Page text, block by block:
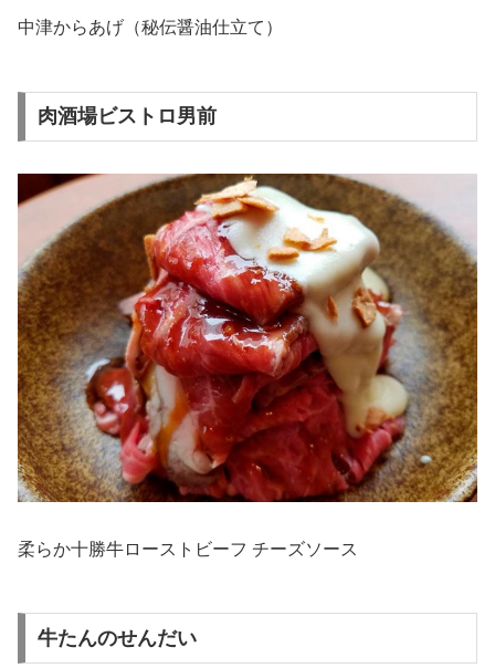
中津からあげ（秘伝醤油仕立て）
肉酒場ビストロ男前
柔らか十勝牛ローストビーフ チーズソース
牛たんのせんだい